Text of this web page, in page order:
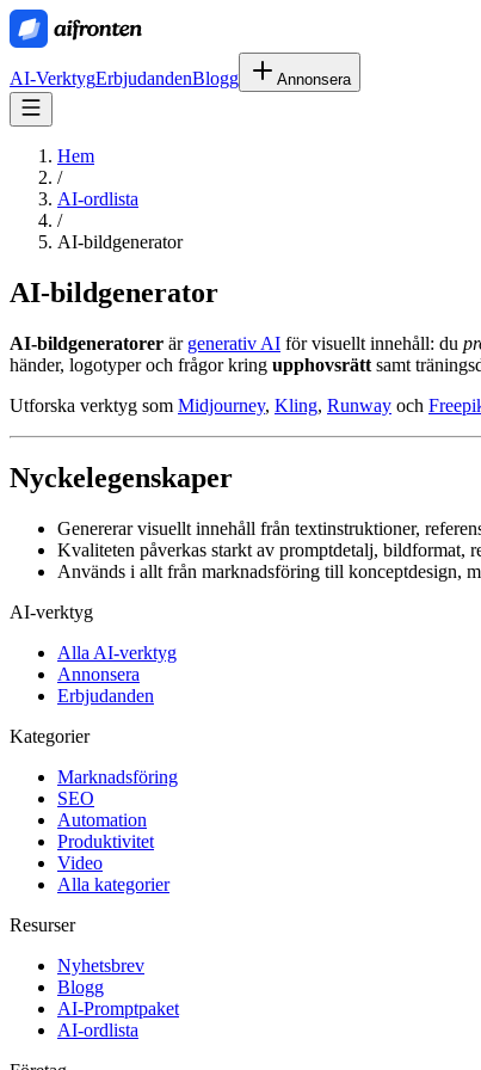
AI-VerktygErbjudandenBlogg Annonsera
Hem
/
AI-ordlista
/
AI-bildgenerator
AI-bildgenerator
AI-bildgeneratorer är generativ AI för visuellt innehåll: du
händer, logotyper och frågor kring upphovsrätt samt
Utforska verktyg som Midjourney, Kling, Runway och
Nyckelegenskaper
Genererar visuellt innehåll från textinstruktioner,
Kvaliteten påverkas starkt av promptdetalj, bildformat,
Används i allt från marknadsföring till konceptdesign,
AI-verktyg
Alla AI-verktyg
Annonsera
Erbjudanden
Kategorier
Marknadsföring
SEO
Automation
Produktivitet
Video
Alla kategorier
Resurser
Nyhetsbrev
Blogg
AI-Promptpaket
AI-ordlista